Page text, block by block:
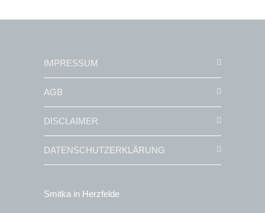
IMPRESSUM
AGB
DISCLAIMER
DATENSCHUTZERKLÄRUNG
Smitka in Herzfelde